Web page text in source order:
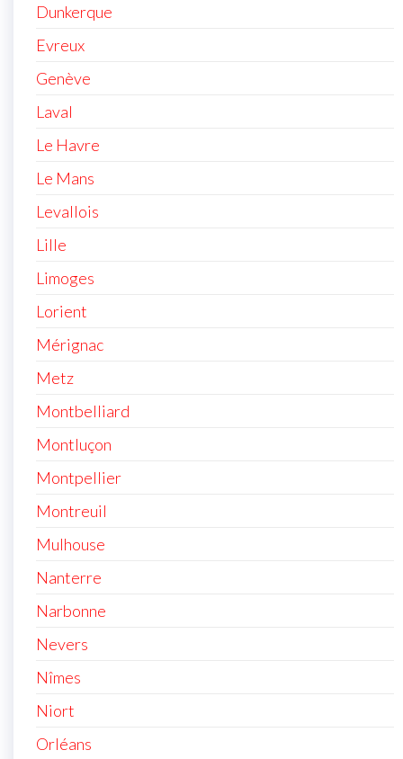
Dunkerque
Evreux
Genève
Laval
Le Havre
Le Mans
Levallois
Lille
Limoges
Lorient
Mérignac
Metz
Montbelliard
Montluçon
Montpellier
Montreuil
Mulhouse
Nanterre
Narbonne
Nevers
Nîmes
Niort
Orléans